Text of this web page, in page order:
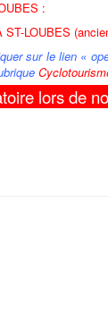
:
LOUBES
sur le lien «
lors de